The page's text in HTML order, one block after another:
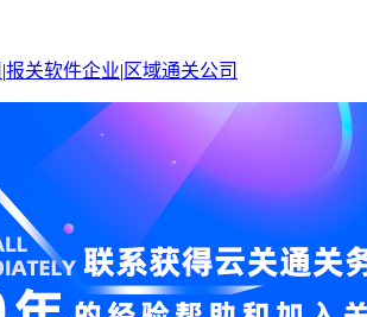
|报关软件企业| 区域通关公司